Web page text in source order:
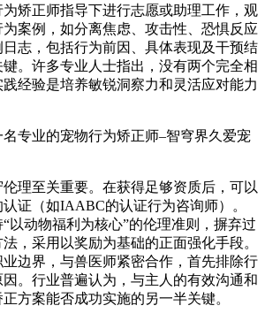
矫正师指导下进行志愿或助理工作，观
案例，如分离焦虑、攻击性、恐惧反应
志，包括行为前因、具体表现及干预结
。许多专业人士指出，没有两个完全相
经验是培养敏锐洞察力和灵活应对能力
理至关重要。在获得足够资质后，可以
证（如IAABC的认证行为咨询师）。
以动物福利为核心”的伦理准则，摒弃过
，采用以奖励为基础的正面强化手段。
边界，与兽医师紧密合作，首先排除行
。行业普遍认为，与主人的有效沟通和
方案能否成功实施的另一半关键。